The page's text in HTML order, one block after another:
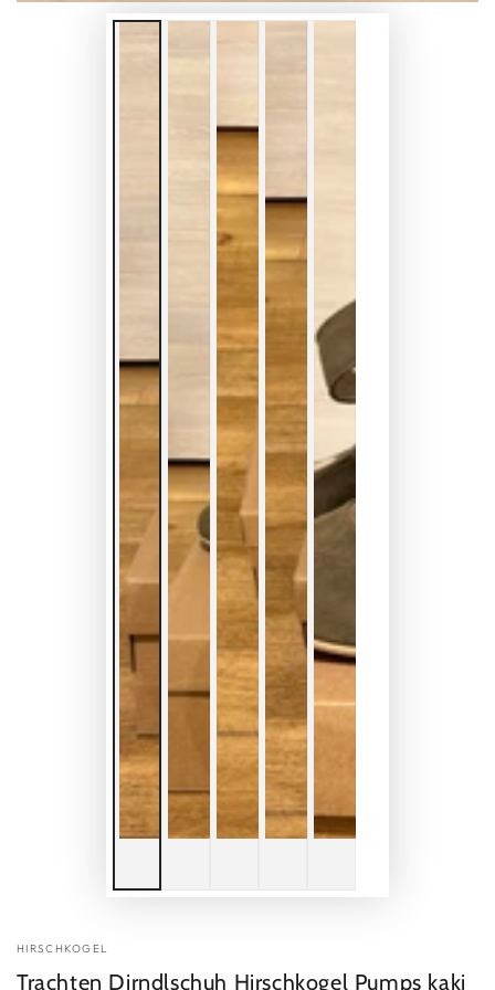
HIRSCHKOGEL
Trachten Dirndlschuh Hirschkogel Pumps kaki